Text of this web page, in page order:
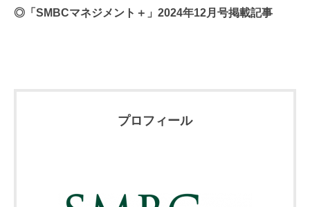
◎「SMBCマネジメント＋」2024年12月号掲載記事
プロフィール